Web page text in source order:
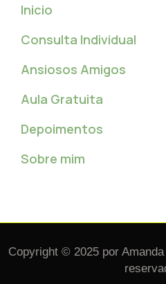
Inicio
Consulta Individual
Ansiosos Amigos
Aula Gratuita
Depoimentos
Sobre mim
Copyright © 2025 por